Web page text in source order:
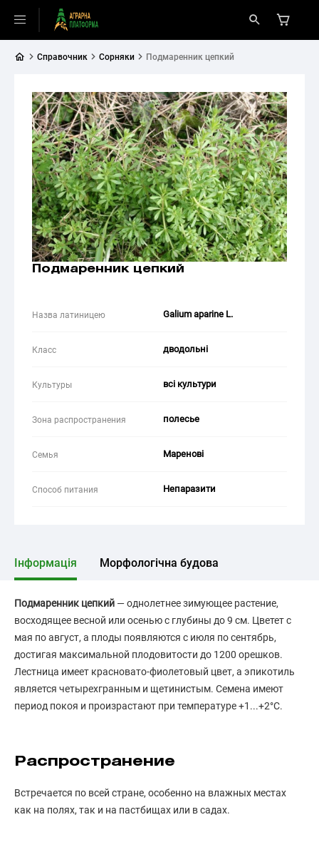
Справочник Сорняки Подмаренник цепкий
Подмаренник цепкий
Назва латиницею Galium aparine L.
Класс дводольні
Культуры всі культури
Зона распространения полесье
Семья Маренові
Способ питания Непаразити
Інформація Морфологічна будова
Подмаренник цепкий — однолетнее зимующее растение,
восходящее весной или осенью с глубины до 9 см. Цветет с
мая по август, а плоды появляются с июля по сентябрь,
достигая максимальной плодовитости до 1200 орешков.
Лестница имеет красновато-фиолетовый цвет, а эпикотиль
является четырехгранным и щетинистым. Семена имеют
период покоя и произрастают при температуре +1...+2°С.
Распространение
Встречается по всей стране, особенно на влажных местах
как на полях, так и на пастбищах или в садах.